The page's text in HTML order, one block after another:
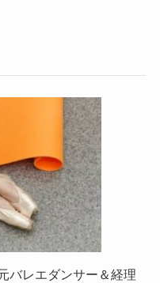
バレエダンサー＆経理